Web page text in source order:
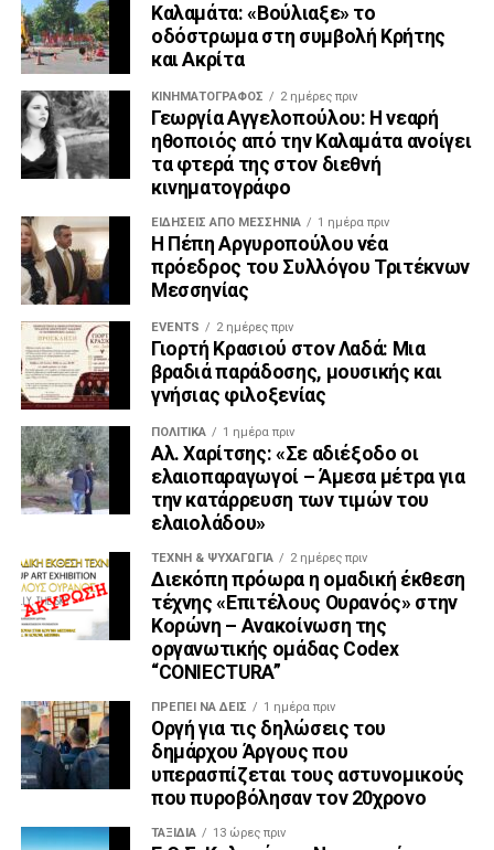
Καλαμάτα: «Βούλιαξε» το
οδόστρωμα στη συμβολή Κρήτης
και Ακρίτα
ΚΙΝΗΜΑΤΟΓΡΆΦΟΣ 2 ημέρες πριν
Γεωργία Αγγελοπούλου: Η νεαρή
ηθοποιός από την Καλαμάτα ανοίγει
τα φτερά της στον διεθνή
κινηματογράφο
ΕΙΔΉΣΕΙΣ ΑΠΟ ΜΕΣΣΗΝΊΑ 1 ημέρα πριν
Η Πέπη Αργυροπούλου νέα
πρόεδρος του Συλλόγου Τριτέκνων
Μεσσηνίας
EVENTS 2 ημέρες πριν
Γιορτή Κρασιού στον Λαδά: Μια
βραδιά παράδοσης, μουσικής και
γνήσιας φιλοξενίας
ΠΟΛΙΤΙΚΆ 1 ημέρα πριν
Αλ. Χαρίτσης: «Σε αδιέξοδο οι
ελαιοπαραγωγοί – Άμεσα μέτρα για
την κατάρρευση των τιμών του
ελαιολάδου»
ΤΈΧΝΗ & ΨΥΧΑΓΩΓΊΑ 2 ημέρες πριν
Διεκόπη πρόωρα η ομαδική έκθεση
τέχνης «Επιτέλους Ουρανός» στην
Κορώνη – Ανακοίνωση της
οργανωτικής ομάδας Codex
“CONIECTURA”
ΠΡΈΠΕΙ ΝΑ ΔΕΙΣ 1 ημέρα πριν
Οργή για τις δηλώσεις του
δημάρχου Άργους που
υπερασπίζεται τους αστυνομικούς
που πυροβόλησαν τον 20χρονο
ΤΑΞΊΔΙΑ 13 ώρες πριν